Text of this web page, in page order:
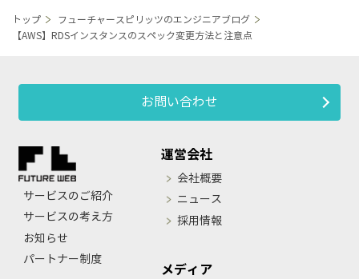
トップ
フューチャースピリッツのエンジニアブログ
【AWS】RDSインスタンスのスペック変更方法と注意点
お問い合わせ
サービスのご紹介
サービスの考え方
お知らせ
パートナー制度
運営会社
会社概要
ニュース
採用情報
メディア